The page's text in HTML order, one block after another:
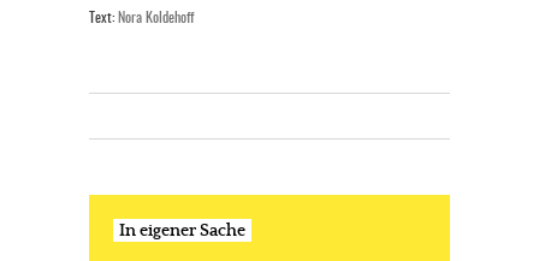
Text: Nora Koldehoff
In eigener Sache